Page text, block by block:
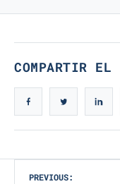
COMPARTIR EL
Navegación
PREVIOUS: